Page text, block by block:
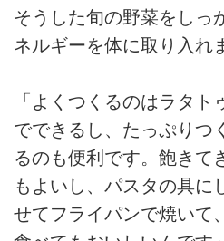
そうした旬の野菜をしっ
ネルギーを体に取り入れ
「よくつくるのはラタ
でできるし、たっぷりつ
るのも便利です。飽きて
もよいし、パスタの具に
せてフライパンで焼いて